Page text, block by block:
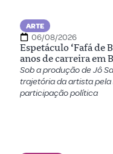
ARTE
06/08/2026
Espetáculo ‘Fafá de
anos de carreira em
Sob a produção de Jô
trajetória da artista
participação política